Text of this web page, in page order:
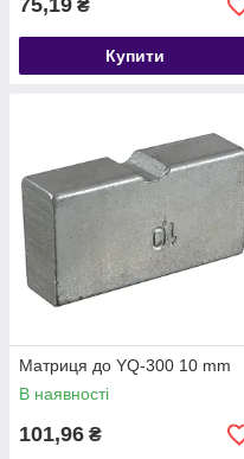
75,19 ₴
Купити
Матриця до YQ-300 10 mm
В наявності
101,96 ₴